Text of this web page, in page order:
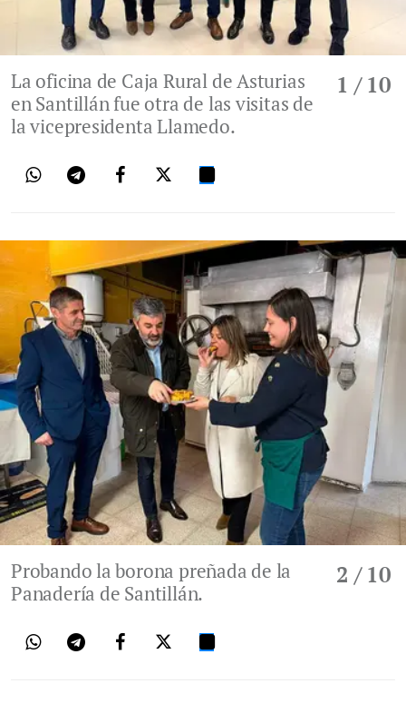
1 / 10
La oficina de Caja Rural de Asturias
en Santillán fue otra de las visitas de
la vicepresidenta Llamedo.
2 / 10
Probando la borona preñada de la
Panadería de Santillán.